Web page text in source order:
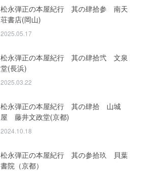
松永弾正の本屋紀行 其の肆拾参 南天
荘書店(岡山)
2025.05.17
松永弾正の本屋紀行 其の肆拾弐 文泉
堂(長浜)
2025.03.22
松永弾正の本屋紀行 其の肆拾 山城
屋 藤井文政堂(京都)
2024.10.18
松永弾正の本屋紀行 其の参拾玖 貝葉
書院（京都）